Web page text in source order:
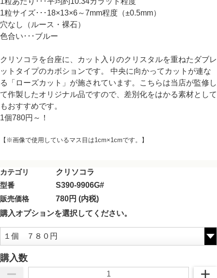
1粒サイズ･･･18×13×6～7mm程度（±0.5mm）
穴なし（ルース・裸石）
色合い･･･ブルー
クリソコラを台座に、カット入りのクリスタルを重ねたダブレ
ットタイプのカボションです。 中央に向かってカットが連な
る「ローズカット」が施されています。こちらは当店が監修し
て作製したオリジナル品ですので、差別化をはかる素材として
もおすすめです。
1個780円～！
【※画像で使用しているマス目は1cm×1cmです。】
カテゴリ
クリソコラ
型番
S390-9906G#
販売価格
780円 (内税)
購入オプションを選択してください。
購入数